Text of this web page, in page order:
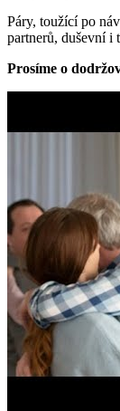
Páry, toužící po
partnerů, duševní i
Prosíme o